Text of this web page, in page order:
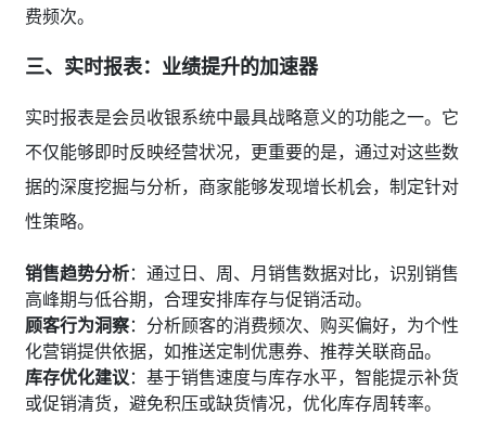
费频次。
三、实时报表：业绩提升的加速器
实时报表是会员收银系统中最具战略意义的功能之一。它
不仅能够即时反映经营状况，更重要的是，通过对这些数
据的深度挖掘与分析，商家能够发现增长机会，制定针对
性策略。
销售趋势分析：通过日、周、月销售数据对比，识别销售
高峰期与低谷期，合理安排库存与促销活动。
顾客行为洞察：分析顾客的消费频次、购买偏好，为个性
化营销提供依据，如推送定制优惠券、推荐关联商品。
库存优化建议：基于销售速度与库存水平，智能提示补货
或促销清货，避免积压或缺货情况，优化库存周转率。